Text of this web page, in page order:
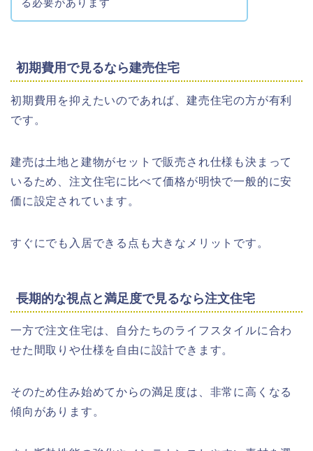
る必要があります
初期費用で見るなら建売住宅
初期費用を抑えたいのであれば、建売住宅の方が有利
です。
建売は土地と建物がセットで販売され仕様も決まって
いるため、注文住宅に比べて価格が明快で一般的に安
価に設定されています。
すぐにでも入居できる点も大きなメリットです。
長期的な視点と満足度で見るなら注文住宅
一方で注文住宅は、自分たちのライフスタイルに合わ
せた間取りや仕様を自由に設計できます。
そのため住み始めてからの満足度は、非常に高くなる
傾向があります。